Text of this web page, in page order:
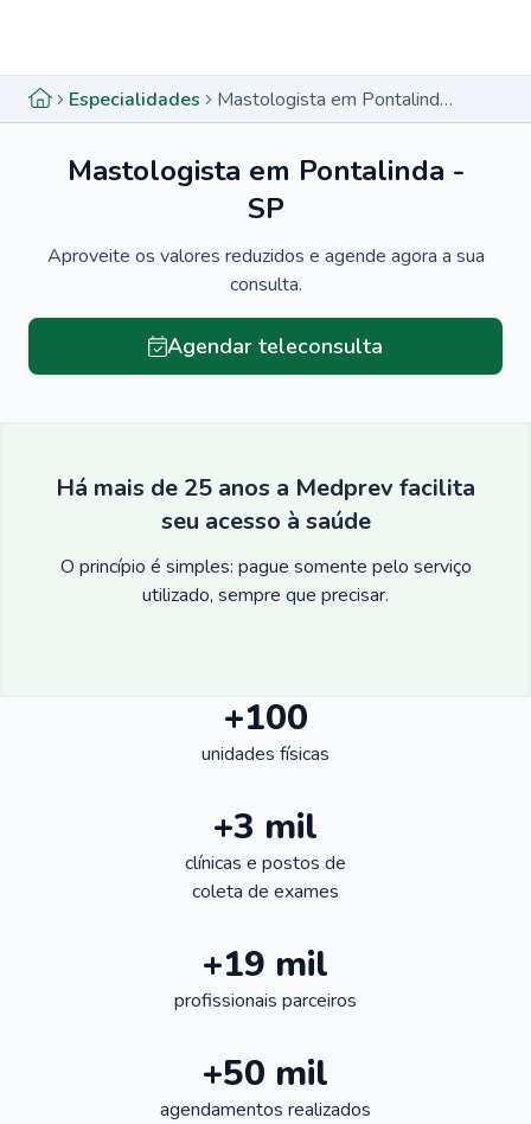
Especialidades Mastologista em Pontalinda - SP
Mastologista em Pontalinda -
SP
Aproveite os valores reduzidos e agende agora a sua
consulta.
Agendar teleconsulta
Há mais de 25 anos a Medprev facilita
seu acesso à saúde
O princípio é simples: pague somente pelo serviço
utilizado, sempre que precisar.
+100
unidades físicas
+3 mil
clínicas e postos de
coleta de exames
+19 mil
profissionais parceiros
+50 mil
agendamentos realizados